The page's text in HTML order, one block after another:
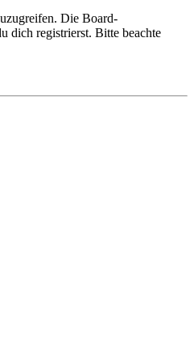
Die Board-
dich registrierst. Bitte beachte